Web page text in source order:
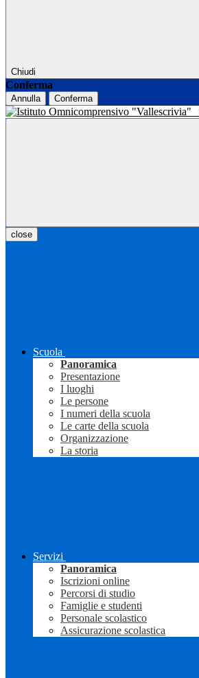
Chiudi
Conferma
Annulla Conferma
close
Scuola
Panoramica
Presentazione
I luoghi
Le persone
I numeri della scuola
Le carte della scuola
Organizzazione
La storia
Servizi
Panoramica
Iscrizioni online
Percorsi di studio
Famiglie e studenti
Personale scolastico
Assicurazione scolastica